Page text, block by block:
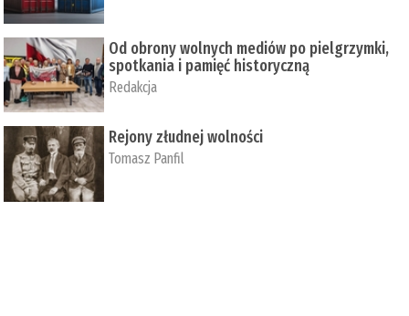
Od obrony wolnych mediów po pielgrzymki,
spotkania i pamięć historyczną
Redakcja
Rejony złudnej wolności
Tomasz Panfil